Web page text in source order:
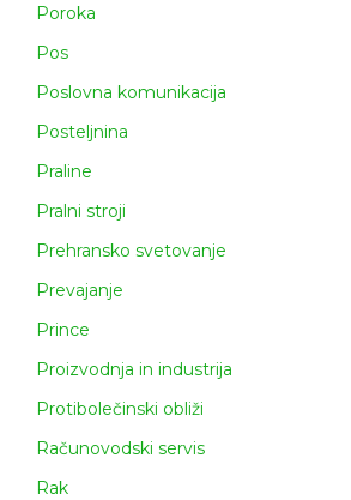
Poroka
Pos
Poslovna komunikacija
Posteljnina
Praline
Pralni stroji
Prehransko svetovanje
Prevajanje
Prince
Proizvodnja in industrija
Protibolečinski obliži
Računovodski servis
Rak